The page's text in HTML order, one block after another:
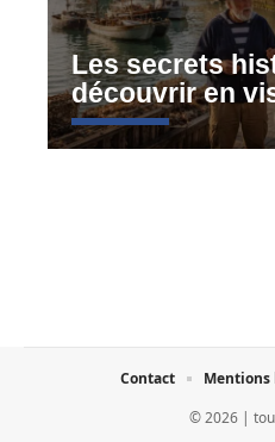
Les secrets
découvrir en
© 2026 |
Contact Mentions